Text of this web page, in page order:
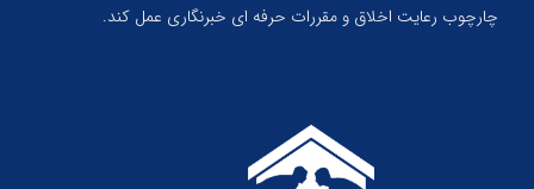
چارچوب رعایت اخلاق و مقررات حرفه ای خبرنگاری عمل کند.